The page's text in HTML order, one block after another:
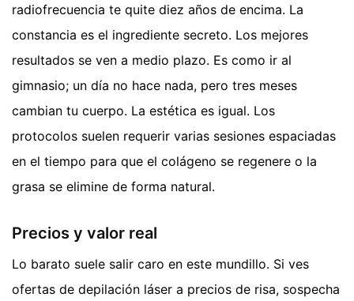
radiofrecuencia te quite diez años de encima. La
constancia es el ingrediente secreto. Los mejores
resultados se ven a medio plazo. Es como ir al
gimnasio; un día no hace nada, pero tres meses
cambian tu cuerpo. La estética es igual. Los
protocolos suelen requerir varias sesiones espaciadas
en el tiempo para que el colágeno se regenere o la
grasa se elimine de forma natural.
Precios y valor real
Lo barato suele salir caro en este mundillo. Si ves
ofertas de depilación láser a precios de risa, sospecha